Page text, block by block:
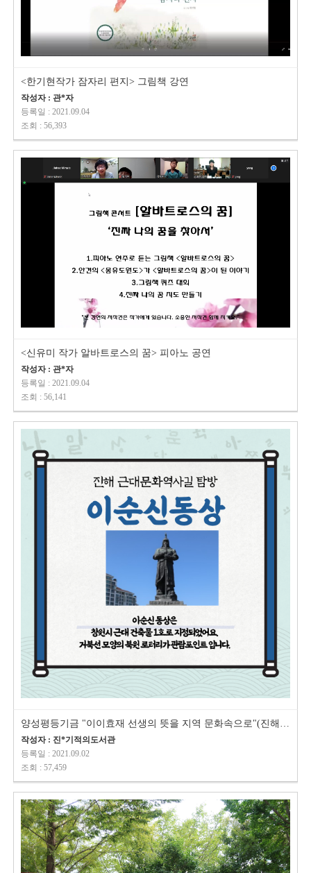
<한기현작가 잠자리 편지> 그림책 강연
작성자 : 관*자
등록일 : 2021.09.04
조회 : 56,393
<신유미 작가 알바트로스의 꿈> 피아노 공연
작성자 : 관*자
등록일 : 2021.09.04
조회 : 56,141
양성평등기금 "이이효재 선생의 뜻을 지역 문화속으로"(진해 근대 문…
작성자 : 진*기적의도서관
등록일 : 2021.09.02
조회 : 57,459